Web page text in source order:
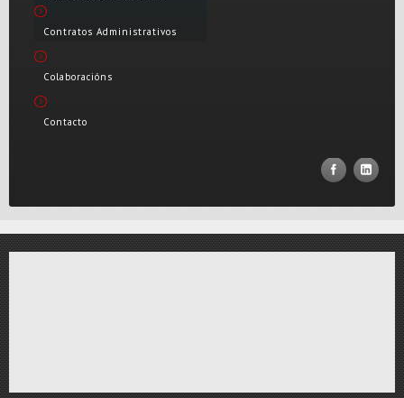
Contratos Administrativos
Colaboracións
Contacto